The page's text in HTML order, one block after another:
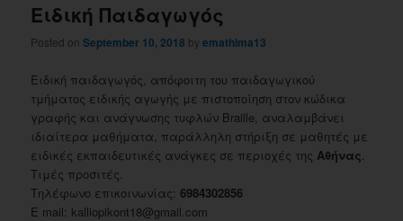
Ειδική Παιδαγωγός
Posted onSeptember 10, 2018 byemathima13
Ειδική παιδαγωγός, απόφοιτη του παιδαγωγικού
τμήματος ειδικής αγωγής με πιστοποίηση στον κώδικα
γραφής και ανάγνωσης τυφλών Braille, αναλαμβάνει
ιδιαίτερα μαθήματα, παράλληλη στήριξη σε μαθητές με
ειδικές εκπαιδευτικές ανάγκες σε περιοχές της Αθήνας
Τιμές προσιτές.
Τηλέφωνο επικοινωνίας: 6984302856
E mail: kalliopikont18@gmail.com